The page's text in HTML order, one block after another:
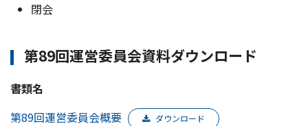
閉会
第89回運営委員会資料ダウンロード
書類名
第89回運営委員会概要
ダウンロード